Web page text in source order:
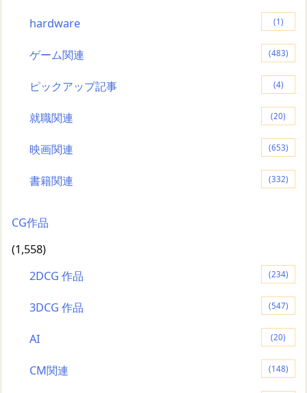
hardware (1)
ゲーム関連 (483)
ピックアップ記事 (4)
就職関連 (20)
映画関連 (653)
書籍関連 (332)
CG作品
(1,558)
2DCG 作品
(234)
3DCG 作品 (547)
AI (20)
CM関連 (148)